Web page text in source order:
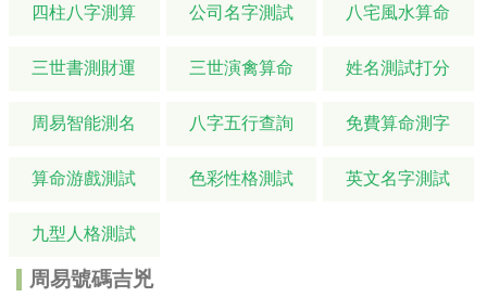
四柱八字測算 公司名字測試 八宅風水算命
三世書測財運 三世演禽算命 姓名測試打分
周易智能測名 八字五行查詢 免費算命測字
算命游戲測試 色彩性格測試 英文名字測試
九型人格測試
周易號碼吉兇